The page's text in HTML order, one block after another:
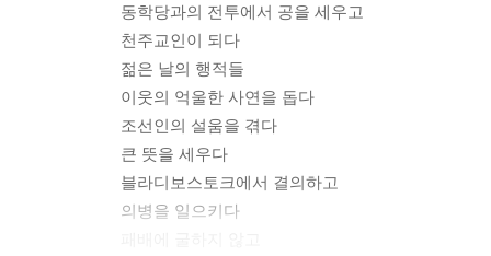
동학당과의 전투에서 공을 세우고
천주교인이 되다
젊은 날의 행적들
이웃의 억울한 사연을 돕다
조선인의 설움을 겪다
큰 뜻을 세우다
블라디보스토크에서 결의하고
의병을 일으키다